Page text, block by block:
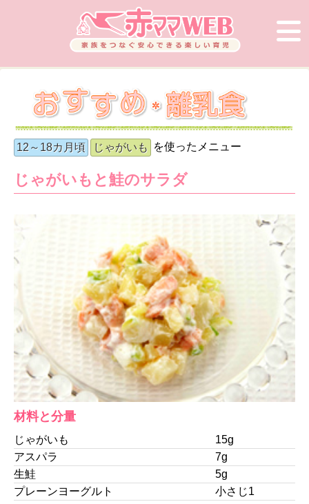
12～18カ月頃 じゃがいも を使ったメニュー
じゃがいもと鮭のサラダ
材料と分量
じゃがいも
15g
アスパラ
7g
生鮭
5g
プレーンヨーグルト
小さじ1